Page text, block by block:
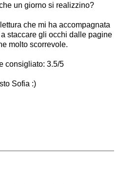
un giorno si realizzino?
che mi ha accompagnata
staccare gli occhi dalle pagine
molto scorrevole.
consigliato: 3.5/5
Sofia :)